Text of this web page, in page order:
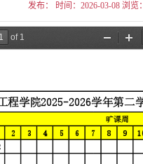
发布： 时间：2026-03-08 浏览：